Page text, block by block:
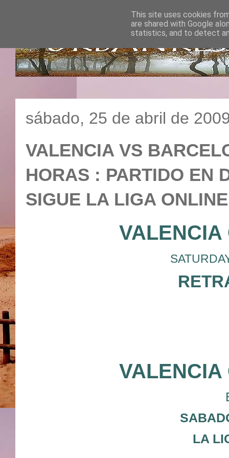
sábado, 25 de abril de
VALENCIA VS
HORAS : PARTIDO EN
SIGUE LA LIGA
VALENCIA
VALENCIA
LA
This site uses cookies
are shared with Google
statistics, and to detect